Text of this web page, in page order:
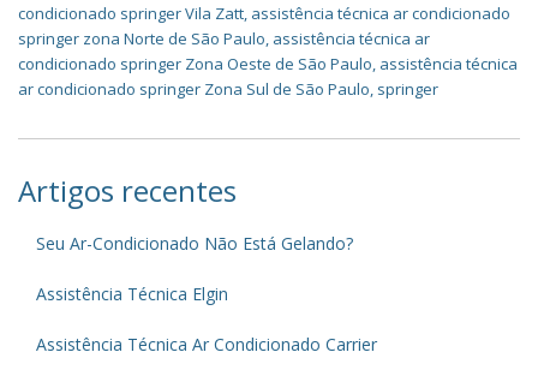
condicionado springer Vila Zatt, assistência técnica ar condicionado
springer zona Norte de São Paulo, assistência técnica ar
condicionado springer Zona Oeste de São Paulo, assistência técnica
ar condicionado springer Zona Sul de São Paulo, springer
Artigos recentes
Seu Ar-Condicionado Não Está Gelando?
Assistência Técnica Elgin
Assistência Técnica Ar Condicionado Carrier